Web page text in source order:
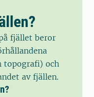
fjället beror
topografi) och
av fjällen.